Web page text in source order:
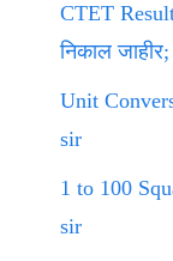
CTET Result
निकाल
Unit
sir
1 to 100
sir